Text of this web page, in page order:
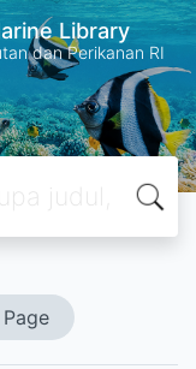
Library
dan Perikanan RI